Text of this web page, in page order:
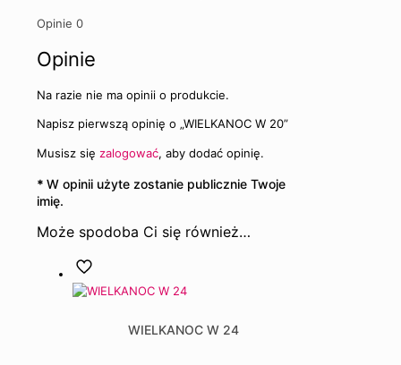
Opinie 0
Opinie
Na razie nie ma opinii o produkcie.
Napisz pierwszą opinię o „WIELKANOC W 20”
Musisz się zalogować, aby dodać opinię.
* W opinii użyte zostanie publicznie Twoje
imię.
Może spodoba Ci się również…
WIELKANOC W 24